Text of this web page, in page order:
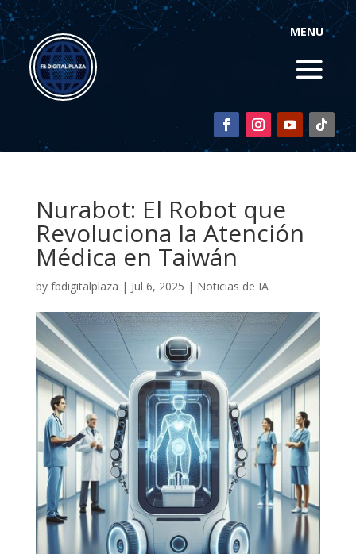
MENU
Nurabot: El Robot que
Revoluciona la Atención
Médica en Taiwán
by fbdigitalplaza | Jul 6, 2025 | Noticias de IA